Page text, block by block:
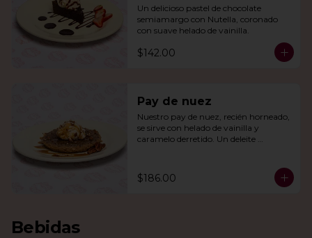
Un delicioso pastel de chocolate
semiamargo con Nutella, coronado
con suave helado de vainilla.
$142.00
Pay de nuez
Nuestro pay de nuez, recién horneado,
se sirve con helado de vainilla y
caramelo derretido. Un deleite
$186.00
Bebidas